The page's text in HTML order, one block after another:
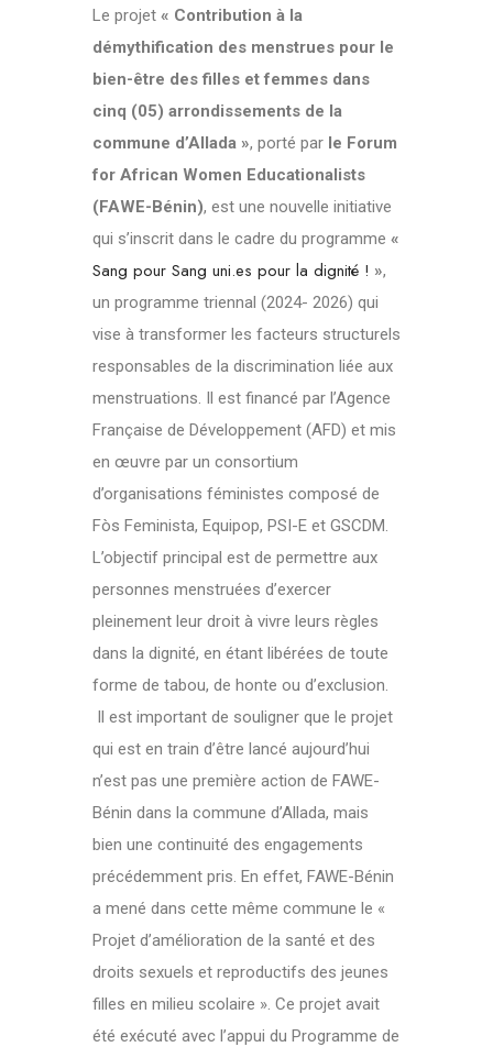
Le projet « Contribution à la
démythification des menstrues pour le
bien-être des filles et femmes dans
cinq (05) arrondissements de la
commune d’Allada », porté par le Forum
for African Women Educationalists
(FAWE-Bénin), est une nouvelle initiative
qui s’inscrit dans le cadre du programme «
Sang pour Sang uni.es pour la dignité ! »,
un programme triennal (2024- 2026) qui
vise à transformer les facteurs structurels
responsables de la discrimination liée aux
menstruations. Il est financé par l’Agence
Française de Développement (AFD) et mis
en œuvre par un consortium
d’organisations féministes composé de
Fòs Feminista, Equipop, PSI-E et GSCDM.
L’objectif principal est de permettre aux
personnes menstruées d’exercer
pleinement leur droit à vivre leurs règles
dans la dignité, en étant libérées de toute
forme de tabou, de honte ou d’exclusion.
Il est important de souligner que le projet
qui est en train d’être lancé aujourd’hui
n’est pas une première action de FAWE-
Bénin dans la commune d’Allada, mais
bien une continuité des engagements
précédemment pris. En effet, FAWE-Bénin
a mené dans cette même commune le «
Projet d’amélioration de la santé et des
droits sexuels et reproductifs des jeunes
filles en milieu scolaire ». Ce projet avait
été exécuté avec l’appui du Programme de